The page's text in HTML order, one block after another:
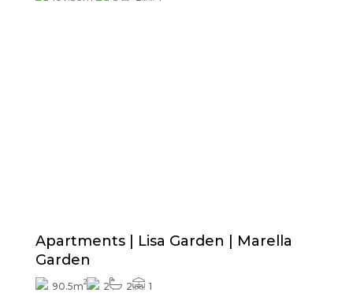
Apartments | Lisa Garden | Marella
Garden
90.5m2 2 2 1